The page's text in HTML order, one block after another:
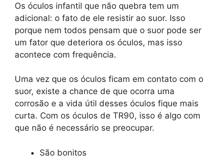
Os óculos infantil que não quebra tem um
adicional: o fato de ele resistir ao suor. Isso
porque nem todos pensam que o suor pode ser
um fator que deteriora os óculos, mas isso
acontece com frequência.
Uma vez que os óculos ficam em contato com o
suor, existe a chance de que ocorra uma
corrosão e a vida útil desses óculos fique mais
curta. Com os óculos de TR90, isso é algo com
que não é necessário se preocupar.
São bonitos